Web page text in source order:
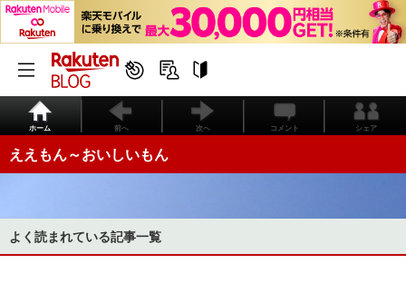
ホーム 前へ 次へ コメント シェア
ええもん～おいしいもん
よく読まれている記事一覧